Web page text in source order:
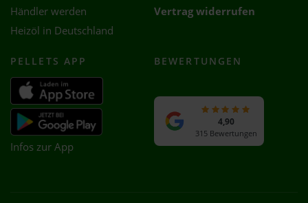
Händler werden
Heizöl in Deutschland
Vertrag widerrufen
PELLETS APP
Infos zur App
BEWERTUNGEN
4,90
315 Bewertungen